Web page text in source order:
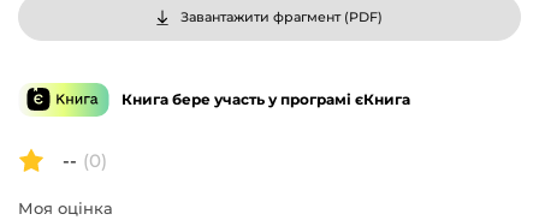
Завантажити фрагмент (PDF)
Книга бере участь у програмі єКнига
-- (0)
Моя оцінка